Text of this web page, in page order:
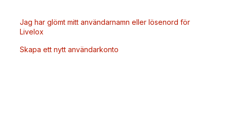
Jag har glömt mitt användarnamn eller lösenord för
Livelox
Skapa ett nytt användarkonto